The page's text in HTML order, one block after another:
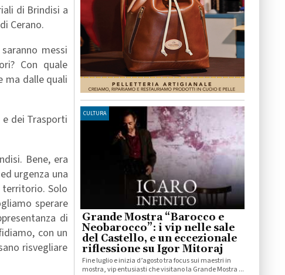
di Brindisi a
Cerano.
messi
Con quale
ma dalle quali
e dei Trasporti
Bene, era
urgenza una
Solo
sperare
di
con un
risvegliare
CULTURA
Grande Mostra “Barocco e
Neobarocco”: i vip nelle sale
del Castello, e un eccezionale
riflessione su Igor Mitoraj
Fine luglio e inizia d’agosto tra focus sui maestri in
mostra, vip entusiasti che visitano la Grande Mostra ...